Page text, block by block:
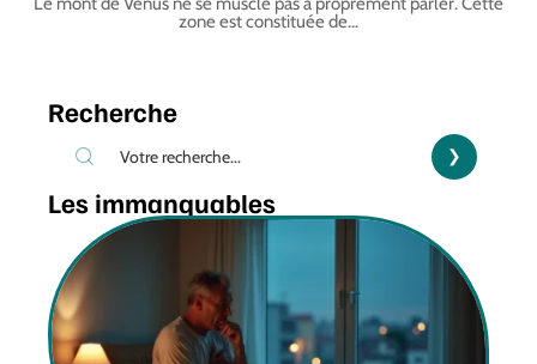
zone est constituée de…
Recherche
Les immanquables